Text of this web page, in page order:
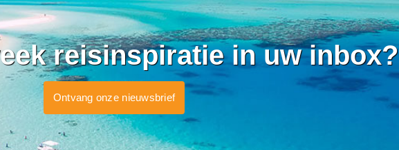
reisinspiratie in uw inbox?
Ontvang onze nieuwsbrief